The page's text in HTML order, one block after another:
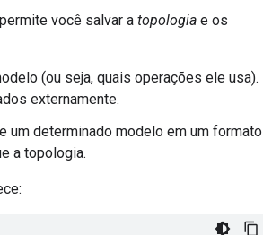
você salvar a topologia e os
(ou seja, quais operações ele usa).
externamente.
um determinado modelo em um formato
a topologia.